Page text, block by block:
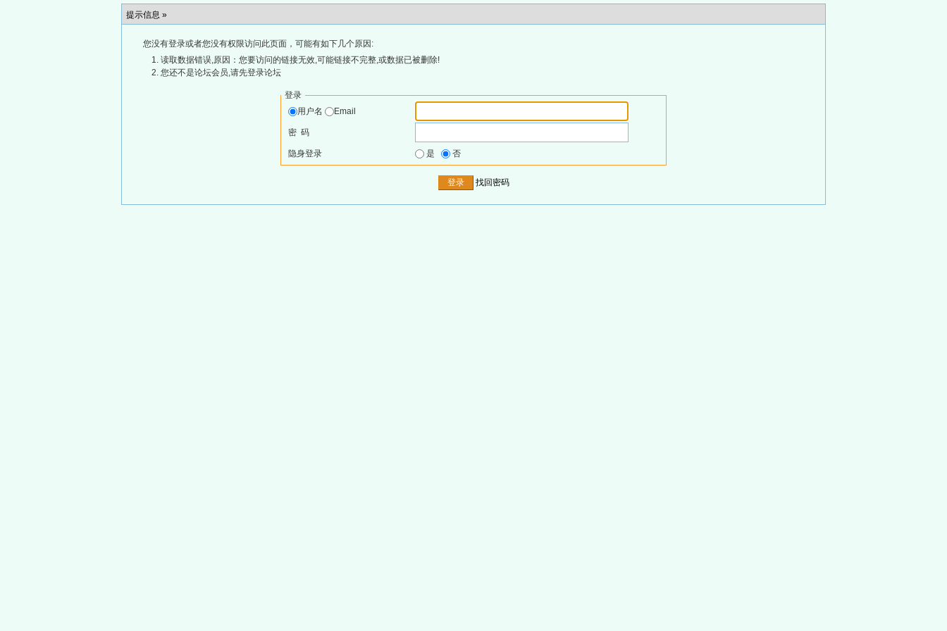
提示信息 »
您没有登录或者您没有权限访问此页面，可能有如下几个原因:
读取数据错误,原因：您要访问的链接无效,可能链接不完整,或数据已被删除!
您还不是论坛会员,请先登录论坛
登录
用户名
Email
密 码
隐身登录 是 否
找回密码